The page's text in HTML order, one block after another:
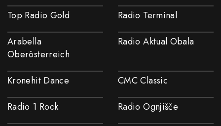
Top Radio Gold Radio Terminal
Arabella
Oberösterreich
Radio Aktual Obala
Kronehit Dance CMC Classic
Radio 1 Rock Radio Ognjišče